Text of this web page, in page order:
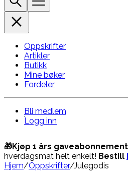
Oppskrifter
Artikler
Butikk
Mine bøker
Fordeler
Bli medlem
Logg inn
🎁Kjøp 1 års
hverdagsmat helt enkelt! Bestill
Hjem/Oppskrifter/Julegodis